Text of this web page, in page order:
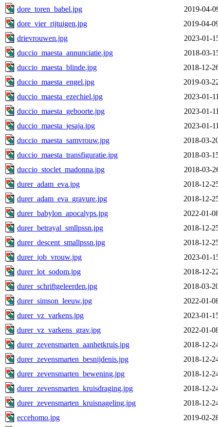
dore_toren_babel.jpg
2019-04-
dore_vier_rijtuigen.jpg
2019-04-
drievrouwen.jpg
2023-01-
duccio_maesta_annunciatie.jpg
2018-03-
duccio_maesta_blinde.jpg
2018-12-
duccio_maesta_engel.jpg
2019-03-
duccio_maesta_ezechiel.jpg
2023-01-
duccio_maesta_geboorte.jpg
2023-01-
duccio_maesta_jesaja.jpg
2023-01-
duccio_maesta_samvrouw.jpg
2018-03-
duccio_maesta_transfiguratie.jpg
2018-03-
duccio_stoclet_madonna.jpg
2018-03-
durer_adam_eva.jpg
2018-12-
durer_adam_eva_gravure.jpg
2018-12-
durer_babylon_apocalyps.jpg
2022-01-
durer_betrayal_smllpssn.jpg
2018-12-
durer_descent_smallpssn.jpg
2018-12-
durer_job_vrouw.jpg
2023-01-
durer_lot_sodom.jpg
2018-12-
durer_schriftgeleerden.jpg
2018-03-
durer_simson_leeuw.jpg
2022-01-
durer_vz_varkens.jpg
2023-01-
durer_vz_varkens_grav.jpg
2022-01-
durer_zevensmarten_aanhetkruis.jpg
2018-12-
durer_zevensmarten_besnijdenis.jpg
2018-12-
durer_zevensmarten_bewening.jpg
2018-12-
durer_zevensmarten_kruisdraging.jpg
2018-12-
durer_zevensmarten_kruisnageling.jpg
2018-12-
eccehomo.jpg
2019-02-